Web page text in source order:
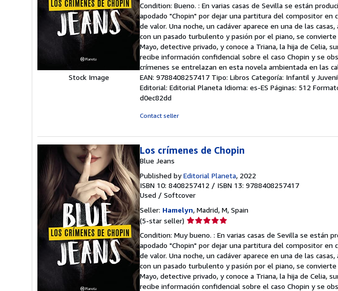
Stock Image
5
out
of
5
stars
Condition: Bueno. : En varias casas de Sevilla se están
apodado "Chopin" por dejar una partitura del compositor en
de valor. Una noche, un cadáver aparece en una de las
con un pasado turbulento y pasión por el piano, se
Mayo, detective privado, y conoce a Triana, la hija de Celia,
recibe información confidencial sobre el caso Chopin y se
crímenes se entrelazan en esta novela ambientada en las
EAN: 9788408257417 Tipo: Libros Categoría: Infantil y
Editorial: Editorial Planeta Idioma: es-ES Páginas: 512
d0ec82dd
Contact seller
Los crímenes de Chopin
Blue Jeans
Published byEditorial Planeta, 2022
ISBN 10: 8408257412 / ISBN 13: 9788408257417
Used / Softcover
Seller: Hamelyn, Madrid, M, Spain
(5-star seller) Seller
5
out
of
5
stars
Condition: Muy bueno. : En varias casas de Sevilla se están
apodado "Chopin" por dejar una partitura del compositor en
de valor. Una noche, un cadáver aparece en una de las
con un pasado turbulento y pasión por el piano, se
Mayo, detective privado, y conoce a Triana, la hija de Celia,
recibe información confidencial sobre el caso Chopin y se